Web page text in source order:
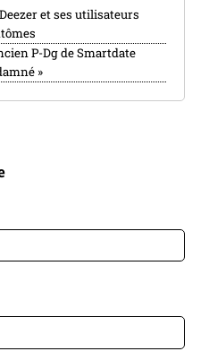
Deezer et ses utilisateurs
P-Dg de Smartdate
»